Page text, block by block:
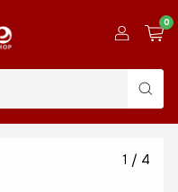
0
1 / 4